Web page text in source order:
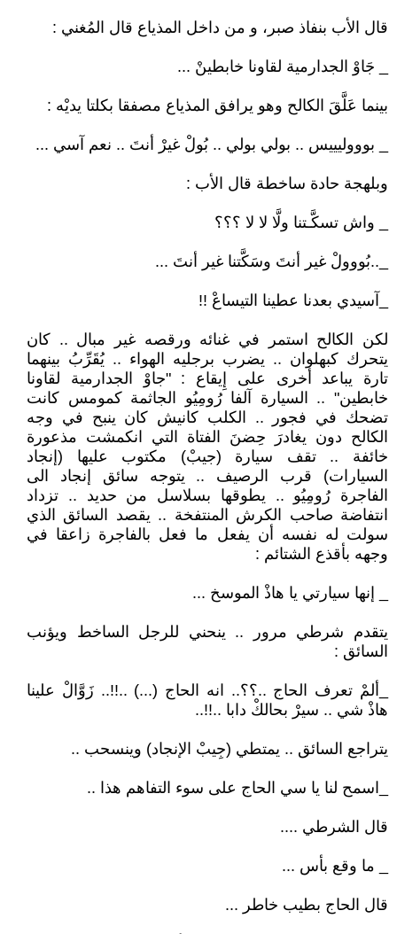
قال الأب بنفاذ صبر، و من داخل المذياع قال المُغني :
_ جَاوْ الجدارمية لقاونا خابطينْ ...
بينما عَلَّقَ الكالح وهو يرافق المذياع مصفقا بكلتا يديْه :
_ بوووليييس .. بولي بولي .. بُولْ غيرْ أنتَ .. نعم آسي ...
وبلهجة حادة ساخطة قال الأب :
_ واش تسكَّـتنا ولَّا لا لا ؟؟؟
_..بُووولْ غير أنتَ وسَكَّتنا غير أنتَ ...
_آسيدي بعدنا عطينا التيساعْ !!
لكن الكالح استمر في غنائه ورقصه غير مبال .. كان
يتحرك كبهلوان .. يضرب برجليه الهواء .. يُقَرِّبُ بينهما
تارة يباعد أخرى على إِيقاع : "جاوْ الجدارمية لقاونا
خابطين" .. السيارة آلفا رُومِيُو الجاثمة كمومس كانت
تضحك في فجور .. الكلب كانيش كان ينبح في وجه
الكالح دون يغادرَ حِضنَ الفتاة التي انكمشت مذعورة
خائفة .. تقف سيارة (جيبْ) مكتوب عليها (إنجاد
السيارات) قرب الرصيف .. يتوجه سائق إنجاد الى
الفاجرة رُومِيُو .. يطوقها بسلاسل من حديد .. تزداد
انتفاضة صاحب الكرش المنتفخة .. يقصد السائق الذي
سولت له نفسه أن يفعل ما فعل بالفاجرة زاعقا في
وجهه بأقذع الشتائم :
_ إنها سيارتي يا هاذْ الموسخ ...
يتقدم شرطي مرور .. ينحني للرجل الساخط ويؤنب
السائق :
_ألمْ تعرف الحاج ..؟؟.. انه الحاج (...) ..!!.. زَوَّالْ علينا
هاذْ شي .. سيرْ بحالكْ دابا ..!!..
يتراجع السائق .. يمتطي (جِيبْ الإنجاد) وينسحب ..
_اسمح لنا يا سي الحاج على سوء التفاهم هذا ..
قال الشرطي ....
_ ما وقع بأس ...
قال الحاج بطيب خاطر ...